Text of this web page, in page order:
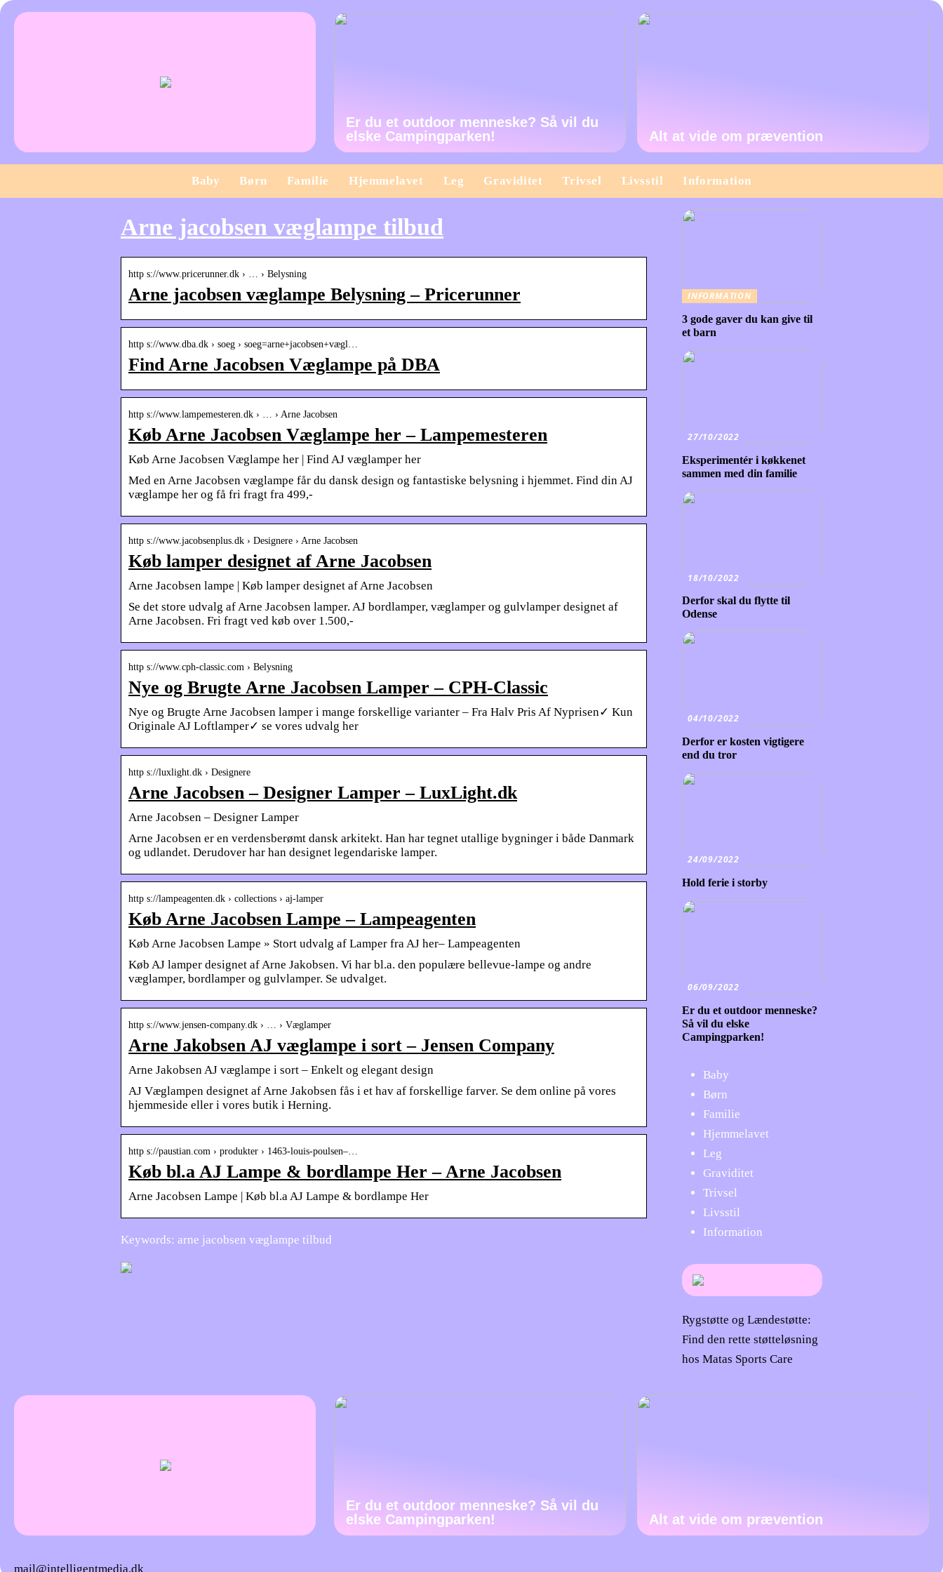
Er du et outdoor menneske? Så vil du
elske Campingparken!
Alt at vide om prævention
Baby Børn Familie Hjemmelavet Leg Graviditet Trivsel Livsstil Information
Arne jacobsen væglampe tilbud
http s://www.pricerunner.dk › … › Belysning
Arne jacobsen væglampe Belysning – Pricerunner
http s://www.dba.dk › soeg › soeg=arne+jacobsen+vægl…
Find Arne Jacobsen Væglampe på DBA
http s://www.lampemesteren.dk › … › Arne Jacobsen
Køb Arne Jacobsen Væglampe her – Lampemesteren
Køb Arne Jacobsen Væglampe her | Find AJ væglamper her
Med en Arne Jacobsen væglampe får du dansk design og fantastiske belysning i hjemmet. Find din AJ
væglampe her og få fri fragt fra 499,-
http s://www.jacobsenplus.dk › Designere › Arne Jacobsen
Køb lamper designet af Arne Jacobsen
Arne Jacobsen lampe | Køb lamper designet af Arne Jacobsen
Se det store udvalg af Arne Jacobsen lamper. AJ bordlamper, væglamper og gulvlamper designet af
Arne Jacobsen. Fri fragt ved køb over 1.500,-
http s://www.cph-classic.com › Belysning
Nye og Brugte Arne Jacobsen Lamper – CPH-Classic
Nye og Brugte Arne Jacobsen lamper i mange forskellige varianter – Fra Halv Pris Af Nyprisen✓ Kun
Originale AJ Loftlamper✓ se vores udvalg her
http s://luxlight.dk › Designere
Arne Jacobsen – Designer Lamper – LuxLight.dk
Arne Jacobsen – Designer Lamper
Arne Jacobsen er en verdensberømt dansk arkitekt. Han har tegnet utallige bygninger i både Danmark
og udlandet. Derudover har han designet legendariske lamper.
http s://lampeagenten.dk › collections › aj-lamper
Køb Arne Jacobsen Lampe – Lampeagenten
Køb Arne Jacobsen Lampe » Stort udvalg af Lamper fra AJ her– Lampeagenten
Køb AJ lamper designet af Arne Jakobsen. Vi har bl.a. den populære bellevue-lampe og andre
væglamper, bordlamper og gulvlamper. Se udvalget.
http s://www.jensen-company.dk › … › Væglamper
Arne Jakobsen AJ væglampe i sort – Jensen Company
Arne Jakobsen AJ væglampe i sort – Enkelt og elegant design
AJ Væglampen designet af Arne Jakobsen fås i et hav af forskellige farver. Se dem online på vores
hjemmeside eller i vores butik i Herning.
http s://paustian.com › produkter › 1463-louis-poulsen–…
Køb bl.a AJ Lampe & bordlampe Her – Arne Jacobsen
Arne Jacobsen Lampe | Køb bl.a AJ Lampe & bordlampe Her
Keywords: arne jacobsen væglampe tilbud
INFORMATION
3 gode gaver du kan give til
et barn
27/10/2022
Eksperimentér i køkkenet
sammen med din familie
18/10/2022
Derfor skal du flytte til
Odense
04/10/2022
Derfor er kosten vigtigere
end du tror
24/09/2022
Hold ferie i storby
06/09/2022
Er du et outdoor menneske?
Så vil du elske
Campingparken!
Baby
Børn
Familie
Hjemmelavet
Leg
Graviditet
Trivsel
Livsstil
Information
Rygstøtte og Lændestøtte:
Find den rette støtteløsning
hos Matas Sports Care
Er du et outdoor menneske? Så vil du
elske Campingparken!
Alt at vide om prævention
mail@intelligentmedia.dk